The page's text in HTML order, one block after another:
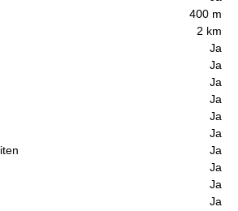
400 m
2 km
Ja
Ja
Ja
Ja
Ja
Ja
Ja
Ja
Ja
Ja